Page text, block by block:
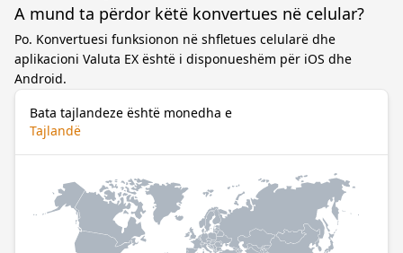
A mund ta përdor këtë konvertues në celular?
Po. Konvertuesi funksionon në shfletues celularë dhe
aplikacioni Valuta EX është i disponueshëm për iOS dhe
Android.
Bata tajlandeze është monedha e
Tajlandë